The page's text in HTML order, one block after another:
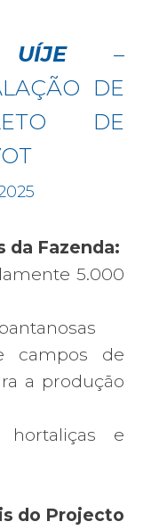
UÍJE–
DE
DE
Fazenda:
5.000
campos de
a produção
e
do Projecto